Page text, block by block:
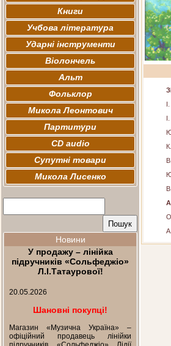
Книги
Учбова література
Ударні інструменти
Віолончель
Альт
Фольклор
Микола Леонтович
Партитури
CD audio
Супутні товари
Микола Лисенко
Новини
У продажу – лінійка
підручників «Сольфеджіо»
Л.І.Татаурової!
20.05.2026
Шановні покупці!
Магазин «Музична Україна» –
офіційний продавець лінійки